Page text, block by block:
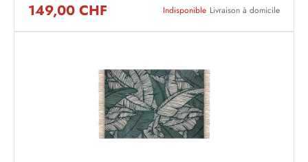
149,00 CHF Indisponible Livraison à domicile